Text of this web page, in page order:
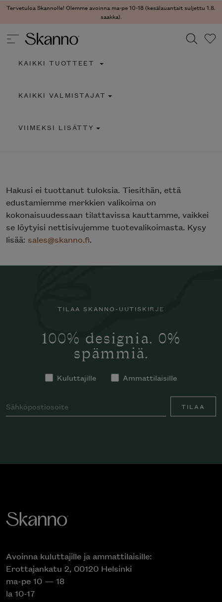
Tervetuloa Skannolle! Olemme avoinna ma-pe 10-18 (kesälauantait suljettu 1.8.
saakka).
Type 2 or more characters for results.
KAIKKI TUOTTEET
KAIKKI VALMISTAJAT
VIIMEKSI LISÄTTY
Hakusi ei tuottanut tuloksia. Tiesithän, että
edustamiemme merkkien valikoima on
kokonaisuudessaan tilattavissa kauttamme, vaikkei
se löytyisi nettisivujemme tuotevalikoimasta. Kysy
lisää: sales@skanno.fi.
TILAA SKANNO-UUTISKIRJE
100% designia. 0%
spämmiä.
Kuluttajille Ammattilaisille
TILAA
Avoinna kuluttajille ja ammattilaisille:
Erottajankatu 2, 00120 Helsinki
ma-pe 10 — 18
la 10-17